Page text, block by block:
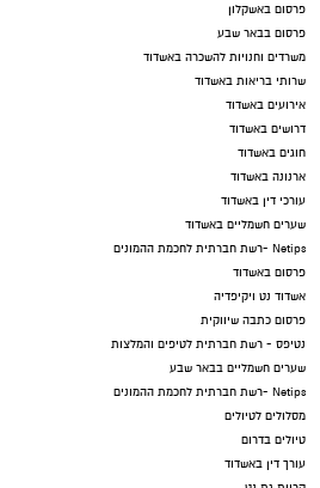
פרסום באשקלון
פרסום בבאר שבע
משרדים וחנויות להשכרה באשדוד
שרותי בריאות באשדוד
אירועים באשדוד
דרושים באשדוד
חוגים באשדוד
ארנונה באשדוד
עורכי דין באשדוד
שערים חשמליים באשדוד
Netips -רשת חברתית לחכמת ההמונים
פרסום באשדוד
אשדוד נט ויקיפדיה
פרסום כתבה שיווקית
נטיפס - רשת חברתית לטיפים והמלצות
שערים חשמליים בבאר שבע
Netips -רשת חברתית לחכמת ההמונים
מסלולים לטיולים
טיולים בדרום
עורך דין באשדוד